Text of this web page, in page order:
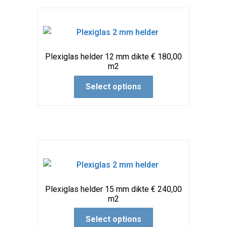
Plexiglas helder 12 mm dikte € 180,00
m2
Select options
Plexiglas helder 15 mm dikte € 240,00
m2
Select options